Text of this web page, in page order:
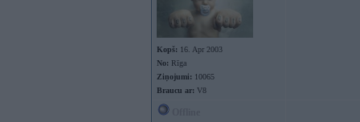
Kopš: 16. Apr 2003
No: Rīga
Ziņojumi: 10065
Braucu ar: V8